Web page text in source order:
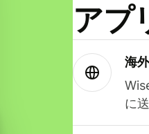
アプ
海
に